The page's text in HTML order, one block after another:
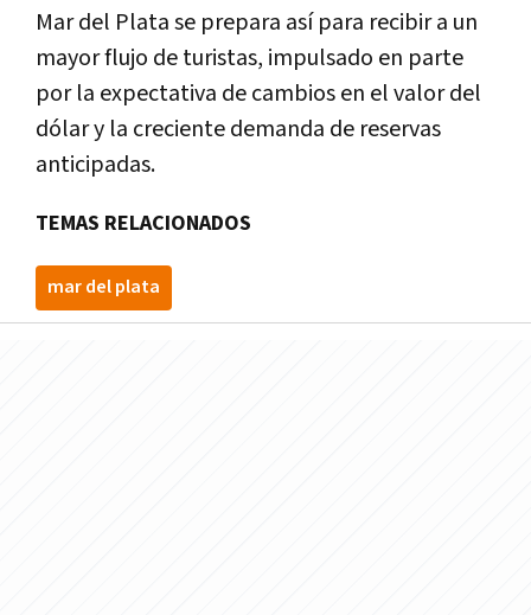
Mar del Plata se prepara así para recibir a un
mayor flujo de turistas, impulsado en parte
por la expectativa de cambios en el valor del
dólar y la creciente demanda de reservas
anticipadas.
TEMAS RELACIONADOS
mar del plata